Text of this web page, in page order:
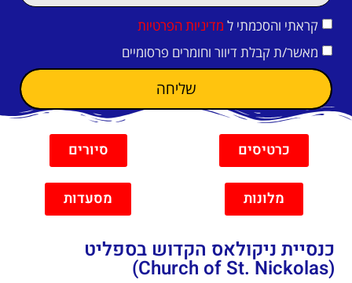
קראתי והסכמתי ל מדיניות הפרטיות
מאשר/ת קבלת דיוור וחומרים פרסומיים
שליחה
כרטיסים סיורים
מלונות מסעדות
כנסיית ניקולאס הקדוש בספליט
(Church of St. Nickolas)